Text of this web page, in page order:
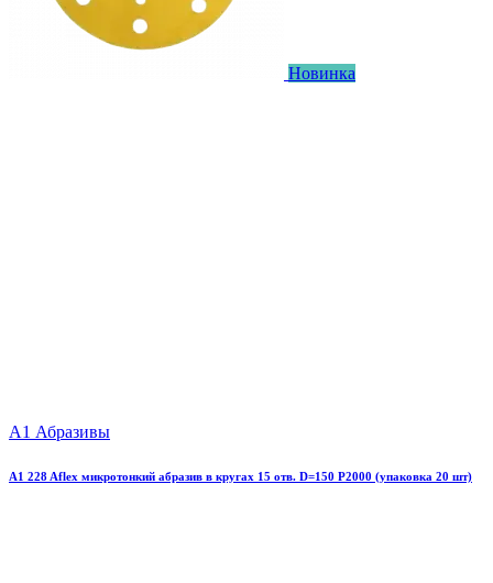
Новинка
А1 Абразивы
A1 228 Aflex микротонкий абразив в кругах 15 отв. D=150 P2000 (упаковка 20 шт)